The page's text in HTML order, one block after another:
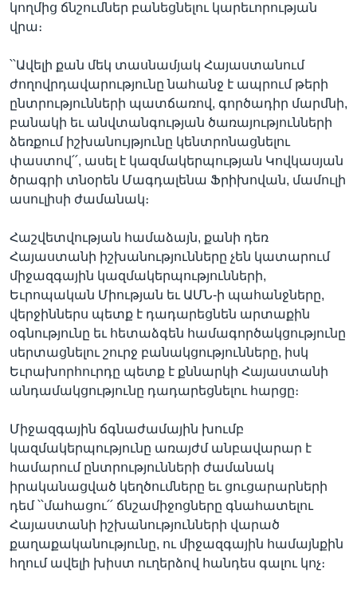
ՀԵՏԵՒԵՔ ՄԵԶ
Լեզուներ
կողմից ճնշումներ բանեցնելու կարեւորության
վրա։
՝՝Ավելի քան մեկ տասնամյակ Հայաստանում
ժողովրդավարությունը նահանջ է ապրում թերի
ընտրությունների պատճառով, գործադիր մարմնի,
բանակի եւ անվտանգության ծառայությունների
ձեռքում իշխանույթյունը կենտրոնացնելու
փաստով՛՛, ասել է կազմակերպության Կովկասյան
ծրագրի տնօրեն Մագդալենա Ֆրիխովան, մամուլի
ասուլիսի ժամանակ։
Հաշվետվության համաձայն, քանի դեռ
Հայաստանի իշխանությունները չեն կատարում
միջազգային կազմակերպությունների,
Եւրոպական Միության եւ ԱՄՆ-ի պահանջները,
վերջիններս պետք է դադարեցնեն արտաքին
օգնությունը եւ հետաձգեն համագործակցությունը
սերտացնելու շուրջ բանակցությունները, իսկ
Եւրախորհուրդը պետք է քննարկի Հայաստանի
անդամակցությունը դադարեցնելու հարցը։
Միջազգային ճգնաժամային խումբ
կազմակերպությունը առայժմ անբավարար է
համարում ընտրությունների ժամանակ
իրականացված կեղծումները եւ ցուցարարների
դեմ ՝՝մահացու՛՛ ճնշամիջոցները գնահատելու
Հայաստանի իշխանությունների վարած
քաղաքականությունը, ու միջազգային համայնքին
հղում ավելի խիստ ուղերձով հանդես գալու կոչ։